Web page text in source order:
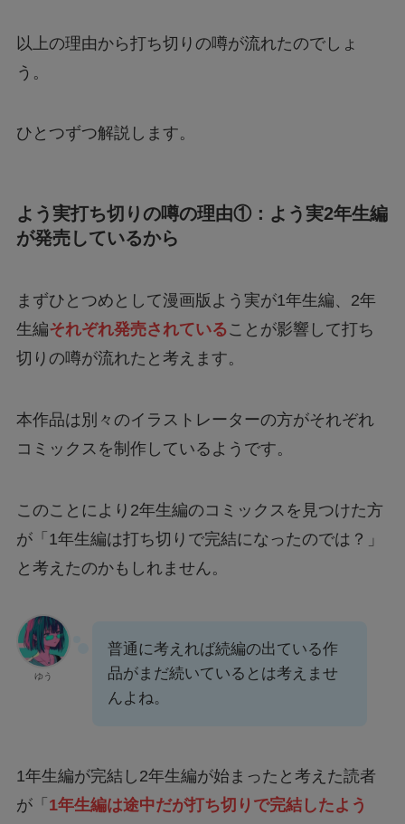
以上の理由から打ち切りの噂が流れたのでしょ
う。
ひとつずつ解説します。
よう実打ち切りの噂の理由①：よう実2年生編
が発売しているから
まずひとつめとして漫画版よう実が1年生編、2年
生編それぞれ発売されていることが影響して打ち
切りの噂が流れたと考えます。
本作品は別々のイラストレーターの方がそれぞれ
コミックスを制作しているようです。
このことにより2年生編のコミックスを見つけた方
が「1年生編は打ち切りで完結になったのでは？」
と考えたのかもしれません。
ゆう
普通に考えれば続編の出ている作
品がまだ続いているとは考えませ
んよね。
1年生編が完結し2年生編が始まったと考えた読者
が「 1年生編は途中だが打ち切りで完結したよう